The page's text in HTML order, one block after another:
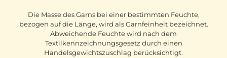
Die Masse des Garns bei einer bestimmten Feuchte,
bezogen auf die Länge, wird als Garnfeinheit bezeichnet.
Abweichende Feuchte wird nach dem
Textilkennzeichnungsgesetz durch einen
Handelsgewichtszuschlag berücksichtigt.